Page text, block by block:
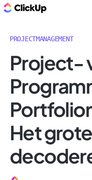
PROJECTMANAGEMENT
Project-
Het